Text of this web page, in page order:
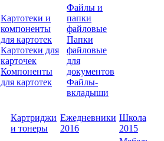
Картотеки и
компоненты
для картотек
Картотеки для
карточек
Компоненты
для картотек
Файлы и
папки
файловые
Папки
файловые
для
документов
Файлы-
вкладыши
Картриджи
и тонеры
Ежедневники
2016
Школа
2015